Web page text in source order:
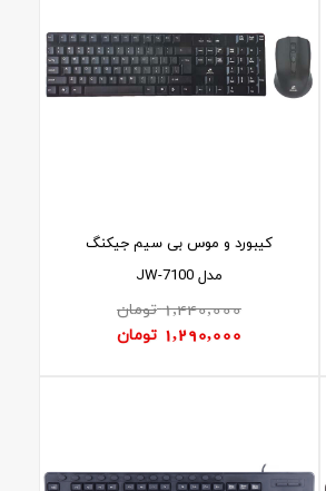
کیبورد و موس بی سیم جیکنگ
مدل JW-7100
1,440,000 تومان
1,290,000 تومان